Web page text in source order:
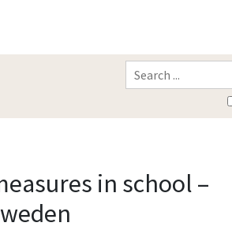
in school –